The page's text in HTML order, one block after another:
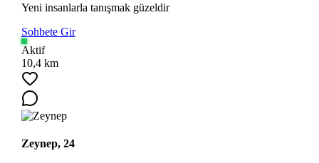
Yeni insanlarla tanışmak güzeldir
Sohbete Gir
Aktif
10,4 km
Zeynep, 24